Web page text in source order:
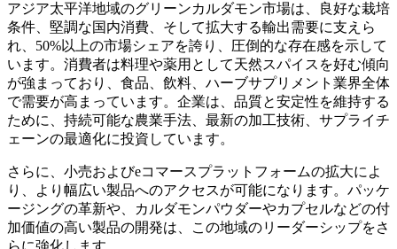
アジア太平洋地域のグリーンカルダモン市場は、良好な栽培
条件、堅調な国内消費、そして拡大する輸出需要に支えら
れ、50%以上の市場シェアを誇り、圧倒的な存在感を示して
います。消費者は料理や薬用として天然スパイスを好む傾向
が強まっており、食品、飲料、ハーブサプリメント業界全体
で需要が高まっています。企業は、品質と安定性を維持する
ために、持続可能な農業手法、最新の加工技術、サプライチ
ェーンの最適化に投資しています。
さらに、小売およびeコマースプラットフォームの拡大によ
り、より幅広い製品へのアクセスが可能になります。パッケ
ージングの革新や、カルダモンパウダーやカプセルなどの付
加価値の高い製品の開発は、この地域のリーダーシップをさ